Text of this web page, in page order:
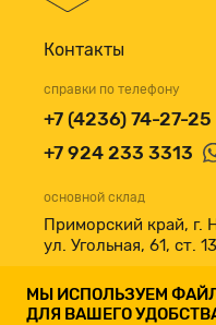
Контакты
справки по телефону
+7 (4236) 74-27-25
+7 924 233 3313
основной склад
Приморский край, г.
ул. Угольная, 61, ст. 13
принимаем к оплате
МЫ ИСПОЛЬЗУЕМ
ДЛЯ ВАШЕГО